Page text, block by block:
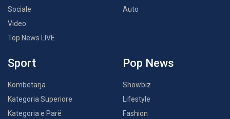
Sociale
Video
Top News LIVE
Auto
Sport
Kombëtarja
Kategoria Superiore
Kategoria e Parë
Pop News
Showbiz
Lifestyle
Fashion